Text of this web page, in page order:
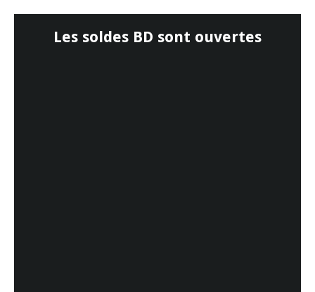
Les soldes BD sont ouvertes